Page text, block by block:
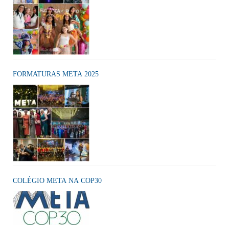
FORMATURAS META 2025
COLÉGIO META NA COP30